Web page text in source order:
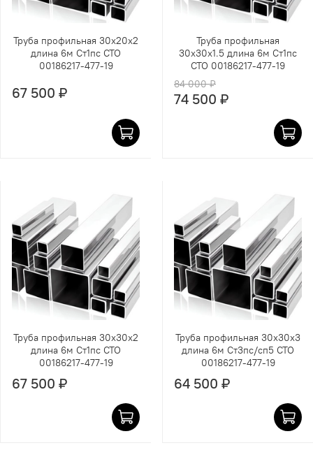
Труба профильная 30х20х2
длина 6м Ст1пс СТО
00186217-477-19
67 500 ₽
Труба профильная
30х30х1.5 длина 6м Ст1пс
СТО 00186217-477-19
84 000 ₽
74 500 ₽
Труба профильная 30х30х2
длина 6м Ст1пс СТО
00186217-477-19
67 500 ₽
Труба профильная 30х30х3
длина 6м Ст3пс/сп5 СТО
00186217-477-19
64 500 ₽